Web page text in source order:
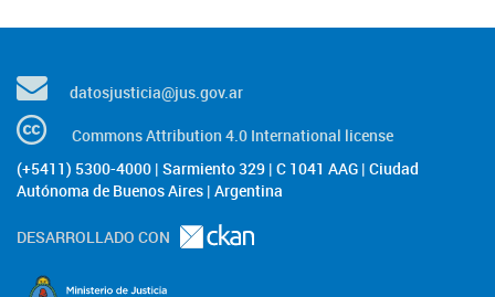
datosjusticia@jus.gov.ar
Commons Attribution 4.0 International license
(+5411) 5300-4000 | Sarmiento 329 | C 1041 AAG | Ciudad
Autónoma de Buenos Aires | Argentina
DESARROLLADO CON